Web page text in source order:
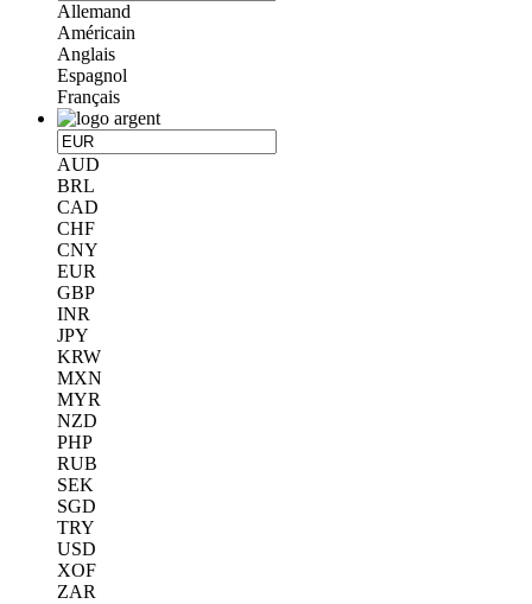
Allemand
Américain
Anglais
Espagnol
Français
AUD
BRL
CAD
CHF
CNY
EUR
GBP
INR
JPY
KRW
MXN
MYR
NZD
PHP
RUB
SEK
SGD
TRY
USD
XOF
ZAR